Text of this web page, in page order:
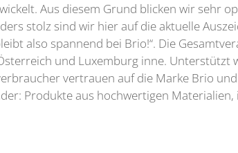
Aus diesem Grund blicken wir sehr
stolz sind wir hier auf die aktuelle
also spannend bei Brio!“. Die
und Luxemburg inne. Unterstützt
vertrauen auf die Marke Brio
Produkte aus hochwertigen